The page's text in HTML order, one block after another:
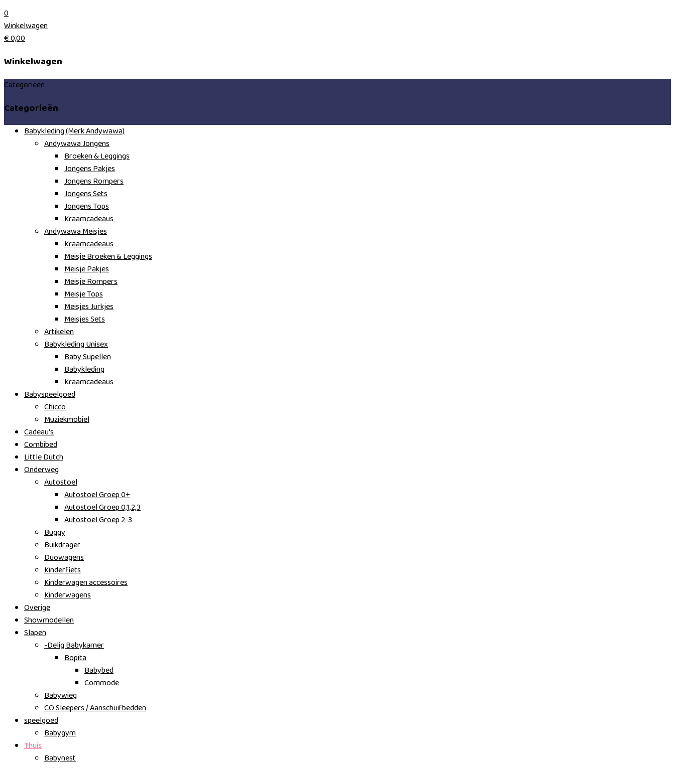
0
Winkelwagen
€0,00
Winkelwagen
Categorieën
Categorieën
Babykleding (Merk Andywawa)
Andywawa Jongens
Broeken & Leggings
Jongens Pakjes
Jongens Rompers
Jongens Sets
Jongens Tops
Kraamcadeaus
Andywawa Meisjes
Kraamcadeaus
Meisje Broeken & Leggings
Meisje Pakjes
Meisje Rompers
Meisje Tops
Meisjes Jurkjes
Meisjes Sets
Artikelen
Babykleding Unisex
Baby Supellen
Babykleding
Kraamcadeaus
Babyspeelgoed
Chicco
Muziekmobiel
Cadeau's
Combibed
Little Dutch
Onderweg
Autostoel
Autostoel Groep 0+
Autostoel Groep 0,1,2,3
Autostoel Groep 2-3
Buggy
Buikdrager
Duowagens
Kinderfiets
Kinderwagen accessoires
Kinderwagens
Overige
Showmodellen
Slapen
-Delig Babykamer
Bopita
Babybed
Commode
Babywieg
CO Sleepers / Aanschuifbedden
speelgoed
Babygym
Thuis
Babynest